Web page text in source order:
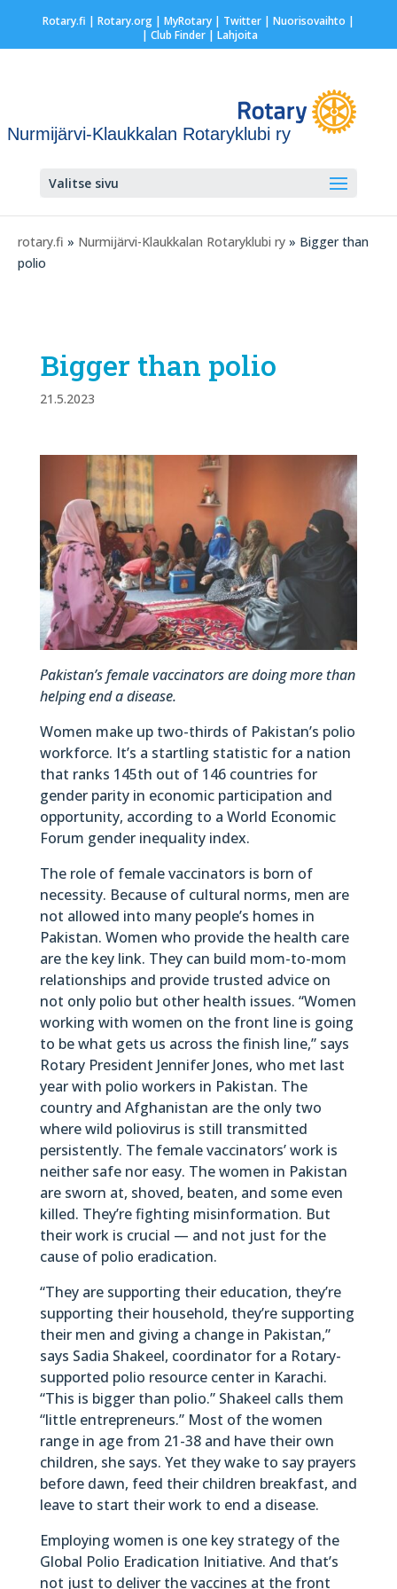
Rotary.fi | Rotary.org| MyRotary| Twitter| Nuorisovaihto |
| Club Finder| Lahjoita
Nurmijärvi-Klaukkalan Rotaryklubi ry
Valitse sivu
rotary.fi » Nurmijärvi-Klaukkalan Rotaryklubi ry » Bigger than
polio
Bigger than polio
21.5.2023
Pakistan’s female vaccinators are doing more than
helping end a disease.
Women make up two-thirds of Pakistan’s polio
workforce. It’s a startling statistic for a nation
that ranks 145th out of 146 countries for
gender parity in economic participation and
opportunity, according to a World Economic
Forum gender inequality index.
The role of female vaccinators is born of
necessity. Because of cultural norms, men are
not allowed into many people’s homes in
Pakistan. Women who provide the health care
are the key link. They can build mom-to-mom
relationships and provide trusted advice on
not only polio but other health issues. “Women
working with women on the front line is going
to be what gets us across the finish line,” says
Rotary President Jennifer Jones, who met last
year with polio workers in Pakistan. The
country and Afghanistan are the only two
where wild poliovirus is still transmitted
persistently. The female vaccinators’ work is
neither safe nor easy. The women in Pakistan
are sworn at, shoved, beaten, and some even
killed. They’re fighting misinformation. But
their work is crucial — and not just for the
cause of polio eradication.
“They are supporting their education, they’re
supporting their household, they’re supporting
their men and giving a change in Pakistan,”
says Sadia Shakeel, coordinator for a Rotary-
supported polio resource center in Karachi.
“This is bigger than polio.” Shakeel calls them
“little entrepreneurs.” Most of the women
range in age from 21-38 and have their own
children, she says. Yet they wake to say prayers
before dawn, feed their children breakfast, and
leave to start their work to end a disease.
Employing women is one key strategy of the
Global Polio Eradication Initiative. And that’s
not just to deliver the vaccines at the front